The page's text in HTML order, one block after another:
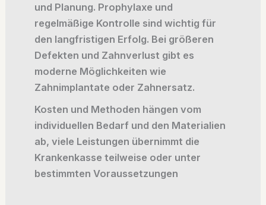
und Planung. Prophylaxe und
regelmäßige Kontrolle sind wichtig für
den langfristigen Erfolg. Bei größeren
Defekten und Zahnverlust gibt es
moderne Möglichkeiten wie
Zahnimplantate oder Zahnersatz.
Kosten und Methoden hängen vom
individuellen Bedarf und den Materialien
ab, viele Leistungen übernimmt die
Krankenkasse teilweise oder unter
bestimmten Voraussetzungen